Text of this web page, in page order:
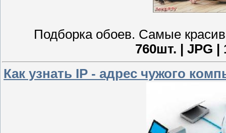
Подборка обоев. Самые
760шт. | JPG |
Как узнать IP - адрес чужого